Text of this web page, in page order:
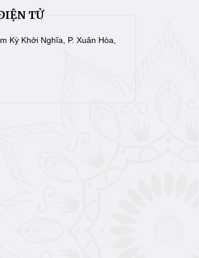
TỬ
Kỳ Khởi Nghĩa, P. Xuân Hòa,